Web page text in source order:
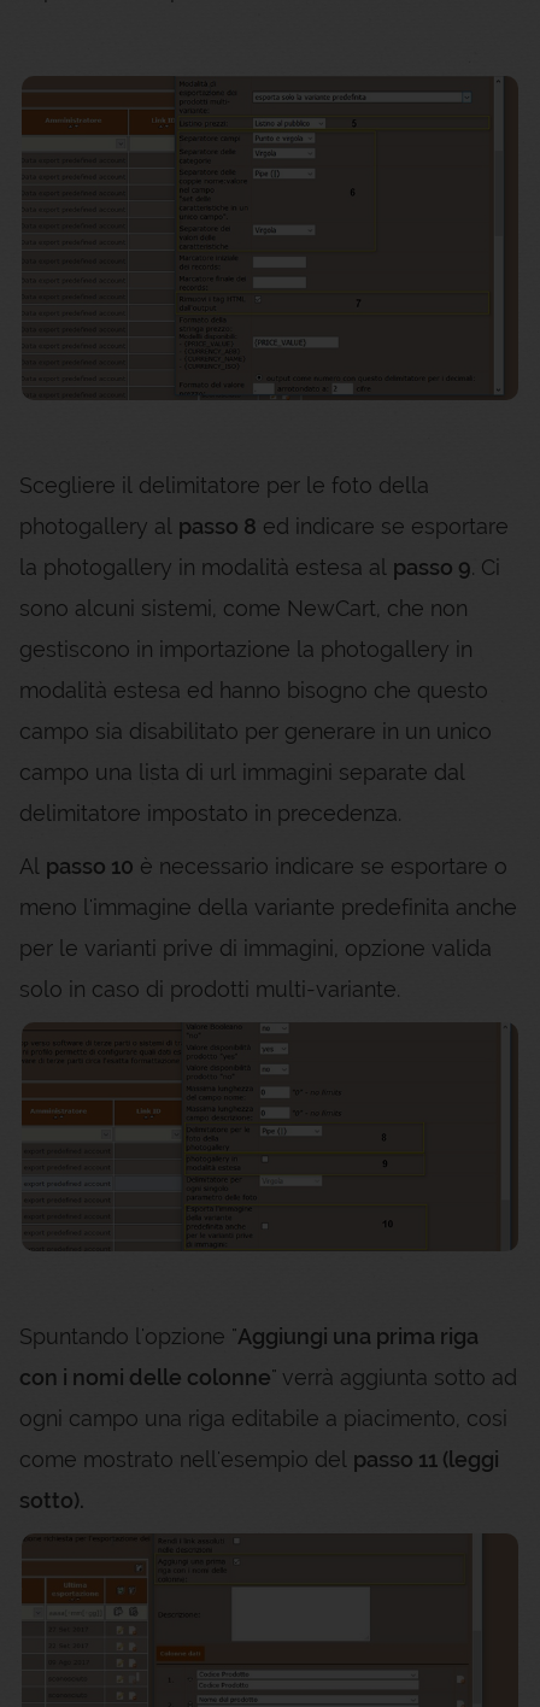
Scegliere il delimitatore per le foto della
photogallery al passo 8 ed indicare se esportare
la photogallery in modalità estesa al passo 9. Ci
sono alcuni sistemi, come NewCart, che non
gestiscono in importazione la photogallery in
modalità estesa ed hanno bisogno che questo
campo sia disabilitato per generare in un unico
campo una lista di url immagini separate dal
delimitatore impostato in precedenza.
Al passo 10 è necessario indicare se esportare o
meno l'immagine della variante predefinita anche
per le varianti prive di immagini, opzione valida
solo in caso di prodotti multi-variante.
Spuntando l'opzione "Aggiungi una prima riga
con i nomi delle colonne" verrà aggiunta sotto ad
ogni campo una riga editabile a piacimento, cosi
come mostrato nell'esempio del passo 11 (leggi
sotto).